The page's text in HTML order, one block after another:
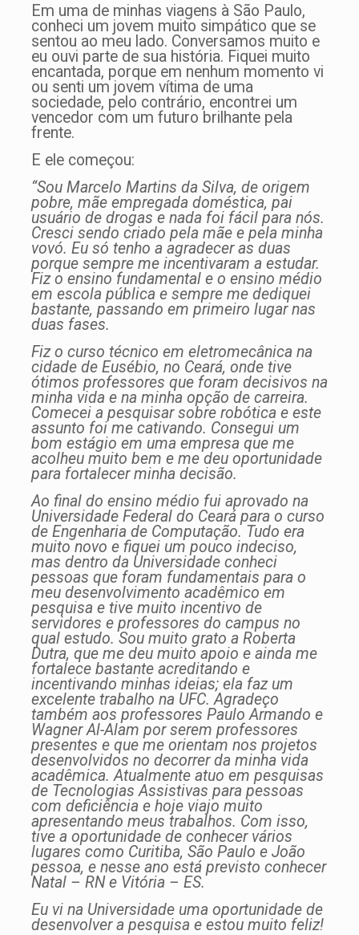
Em uma de minhas viagens à São Paulo,
conheci um jovem muito simpático que se
sentou ao meu lado. Conversamos muito e
eu ouvi parte de sua história. Fiquei muito
encantada, porque em nenhum momento vi
ou senti um jovem vítima de uma
sociedade, pelo contrário, encontrei um
vencedor com um futuro brilhante pela
frente.
E ele começou:
“Sou Marcelo Martins da Silva, de origem
pobre, mãe empregada doméstica, pai
usuário de drogas e nada foi fácil para nós.
Cresci sendo criado pela mãe e pela minha
vovó. Eu só tenho a agradecer as duas
porque sempre me incentivaram a estudar.
Fiz o ensino fundamental e o ensino médio
em escola pública e sempre me dediquei
bastante, passando em primeiro lugar nas
duas fases.
Fiz o curso técnico em eletromecânica na
cidade de Eusébio, no Ceará, onde tive
ótimos professores que foram decisivos na
minha vida e na minha opção de carreira.
Comecei a pesquisar sobre robótica e este
assunto foi me cativando. Consegui um
bom estágio em uma empresa que me
acolheu muito bem e me deu oportunidade
para fortalecer minha decisão.
Ao final do ensino médio fui aprovado na
Universidade Federal do Ceará para o curso
de Engenharia de Computação. Tudo era
muito novo e fiquei um pouco indeciso,
mas dentro da Universidade conheci
pessoas que foram fundamentais para o
meu desenvolvimento acadêmico em
pesquisa e tive muito incentivo de
servidores e professores do campus no
qual estudo. Sou muito grato a Roberta
Dutra, que me deu muito apoio e ainda me
fortalece bastante acreditando e
incentivando minhas ideias; ela faz um
excelente trabalho na UFC. Agradeço
também aos professores Paulo Armando e
Wagner Al-Alam por serem professores
presentes e que me orientam nos projetos
desenvolvidos no decorrer da minha vida
acadêmica. Atualmente atuo em pesquisas
de Tecnologias Assistivas para pessoas
com deficiência e hoje viajo muito
apresentando meus trabalhos. Com isso,
tive a oportunidade de conhecer vários
lugares como Curitiba, São Paulo e João
pessoa, e nesse ano está previsto conhecer
Natal – RN e Vitória – ES.
Eu vi na Universidade uma oportunidade de
desenvolver a pesquisa e estou muito feliz!